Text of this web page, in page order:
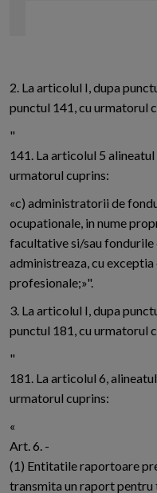
2. La articolul I, dupa
punctul 141, cu urmatorul
"
141. La articolul 5
urmatorul cuprins:
«c) administratorii de
ocupationale, in nume
facultative si/sau fondurile
administreaza, cu
profesionale;»".
3. La articolul I, dupa
punctul 181, cu urmatorul
"
181. La articolul 6,
urmatorul cuprins:
«
Art. 6. -
(1) Entitatile raportoare
transmita un raport